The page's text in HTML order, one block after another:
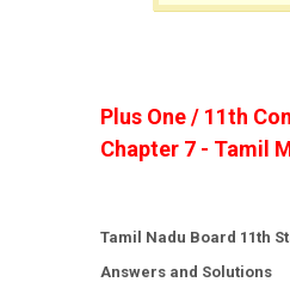
Plus One / 11th
Chapter 7 - Tamil
Tamil Nadu Board 11th
Answers and Solutions